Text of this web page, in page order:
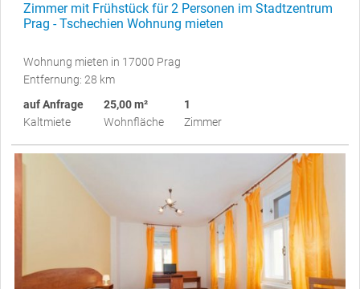
Zimmer mit Frühstück für 2 Personen im Stadtzentrum
Prag - Tschechien Wohnung mieten
Wohnung mieten in 17000 Prag
Entfernung: 28 km
auf Anfrage
Kaltmiete
25,00 m²
Wohnfläche
1
Zimmer